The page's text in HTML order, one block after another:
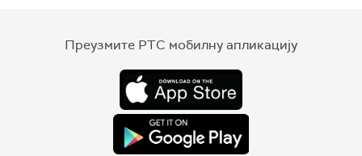
Преузмите РТС мобилну апликацију